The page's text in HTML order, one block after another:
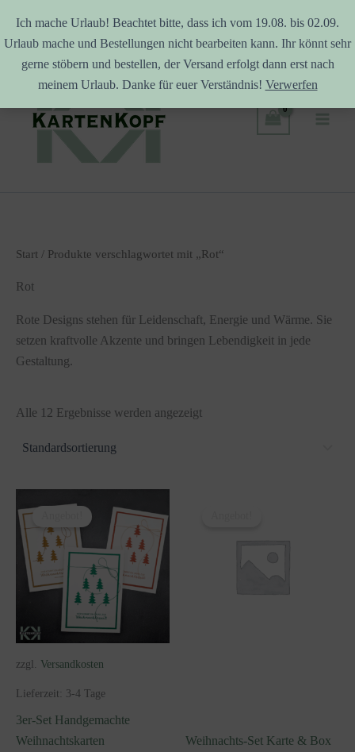
Ich mache Urlaub! Beachtet bitte, dass ich vom 19.08. bis 02.09.
Urlaub mache und Bestellungen nicht bearbeiten kann. Ihr könnt sehr
gerne stöbern und bestellen, der Versand erfolgt dann erst nach
meinem Urlaub. Danke für euer Verständnis! Verwerfen
Inhalt
Start / Produkte verschlagwortet mit „Rot“
Rot
Rote Designs stehen für Leidenschaft, Energie und Wärme. Sie
setzen kraftvolle Akzente und bringen Lebendigkeit in jede
Gestaltung.
Alle 12 Ergebnisse werden angezeigt
zzgl. Versandkosten
Lieferzeit: 3-4 Tage
3er-Set Handgemachte
Weihnachtskarten
Weihnachts-Set Karte & Box